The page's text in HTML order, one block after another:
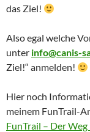
das Ziel!
Also egal welche
unter info@canis-
Ziel!“ anmelden!
Hier noch
meinem FunTrail-
FunTrail – Der